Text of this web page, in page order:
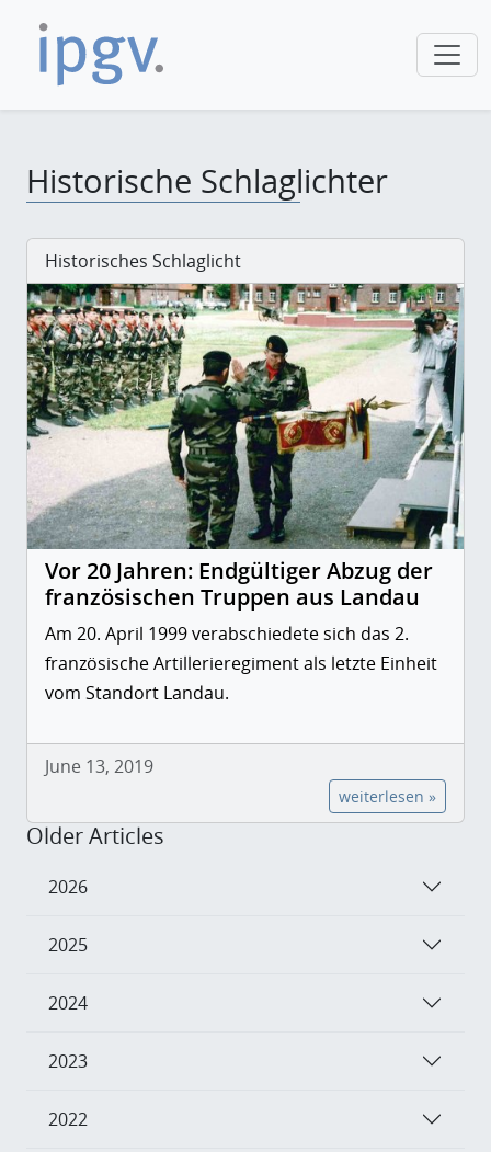
Historische Schlaglichter
Historisches Schlaglicht
Vor 20 Jahren: Endgültiger Abzug der
französischen Truppen aus Landau
Am 20. April 1999 verabschiedete sich das 2.
französische Artillerieregiment als letzte Einheit
vom Standort Landau.
June 13, 2019
weiterlesen »
Older Articles
2026
2025
2024
2023
2022